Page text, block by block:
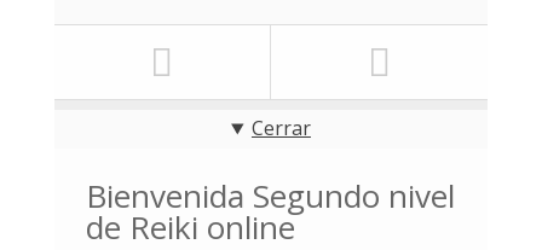
Cerrar
Bienvenida Segundo nivel
de Reiki online